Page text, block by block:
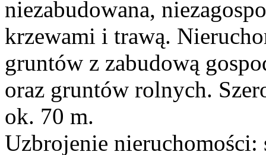
niezabudowana,
krzewami i trawą.
gruntów z zabudową
oraz gruntów rolnych.
ok. 70 m.
Uzbrojenie